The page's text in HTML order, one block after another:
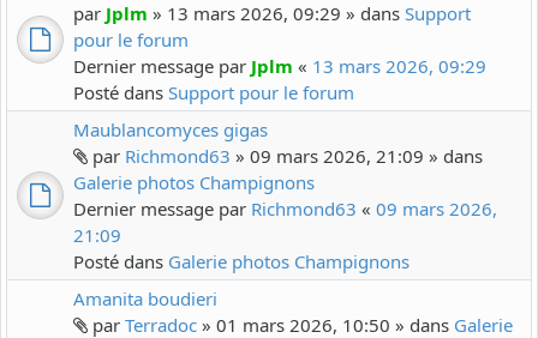
par Jplm » 13 mars 2026, 09:29 » dans Support
pour le forum
Dernier message par Jplm « 13 mars 2026, 09:29
Posté dans Support pour le forum
Maublancomyces gigas
par Richmond63 » 09 mars 2026, 21:09 » dans
Galerie photos Champignons
Dernier message par Richmond63 « 09 mars 2026,
21:09
Posté dans Galerie photos Champignons
Amanita boudieri
par Terradoc » 01 mars 2026, 10:50 » dans Galerie